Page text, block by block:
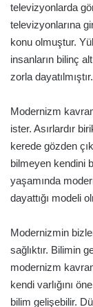
televizyonlarda
televizyonlarına
konu olmuştur.
insanların bilinç
zorla dayatılmıştır.
Modernizm
ister. Asırlardır
kerede gözden
bilmeyen kendini
yaşamında
dayattığı modeli
Modernizmin
sağlıktır. Bilimin
modernizm
kendi varlığını
bilim gelişebilir.